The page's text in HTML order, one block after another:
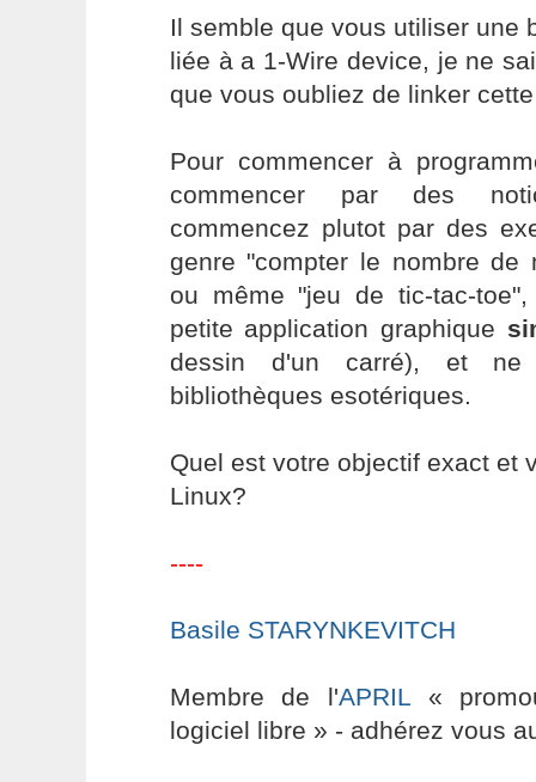
Il semble que vous utiliser une
liée à a 1-Wire device, je ne
que vous oubliez de linker
Pour commencer à
commencer par des
commencez plutot par des
genre "compter le nombre de
ou même "jeu de tic-tac-
petite application graphique
dessin d'un carré), et ne
bibliothèques esotériques.
Quel est votre objectif exact et
Linux?
----
Basile STARYNKEVITCH
Membre de l'APRIL «
logiciel libre » - adhérez vous